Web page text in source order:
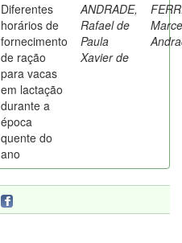
Diferentes
horários de
fornecimento
de ração
para vacas
em lactação
durante a
época
quente do
ano
ANDRADE,
Rafael de
Paula
Xavier de